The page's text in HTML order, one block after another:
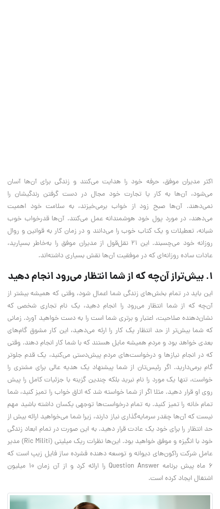
اکثر مدیران موفق، حرفه خود را هدایت می‌کنند و زندگی برای آن‌ها آسان
می‌شود، آن‌ها به کار یا تجارت ‌خود مجال در دست گرفتن رندگیشان را
نمی‌دهند. آن‌ها صبح زود از خواب برمی‌خیزند، به سلامت خود اهمیت
می‌دهند، در مورد پول خود هوشمندانه عمل می‌کنند. آن‌ها قدرخواب خوب
شبانه، تعطیلات و یک کتاب خوب را می‌دانند و در زمان کار به قوانین و روال
روزانه خود می‌چسبند. این ۲۱ نقل‌قول از مدیران موفق را به‌خاطر بسپارید،
عادات ساده روزانه‌ای که در موفقیت ‌آن‌ها نقش بسیاری داشته‌اند.
۱. بیش‌تراز آن‌چه که از شما انتظار می‌رود انجام دهید
این باید در تمام بخش‌های زندگی شما اعمال شود، وقتی که همیشه بیشتر از
آن‌چه که از شما انتظار می‌رود را انجام دهید، یک نام تجاری شخصی که
نشان‌دهنده صلاحیت، اعتبار و برتری شما است را به دست خواهید آورد. زمانی
که شما بیش‌تر از حد انتظار یک کار را ارئه می‌دهید، این کار مشوق گام‌های
بعدی خواهد بود و مردم همیشه مایل هستند که با شما کار انجام دهند. وقتی
که در انجام نیاز‌ها و درخواست‌های مردم پیش‌دستی می‌کنید، یک قدم جلوتر
گام برمی‌دارید. اگر رئیس‌تان از شما پیشنهاد یک هدیه عالی برای مشتری را
خواست، تنها یک مورد را نام نبرید بلکه چندین گزینه با جزئیات کامل را پیش
روی او قرار دهید. مثلا اگر از شما خواسته شد که اتاق خواب را تمیز کنید، شما
تمام خانه را تمیز کنید. به تمام درخواست‌ها توجهی یکسان داشته باشید مهم
نیست که آن‌ها چقدر سرمایه‌گذاری نیاز دارند، زیرا شما می‌خواهید ارائه بیش از
حد انتظار را برای خود یک عادت قرار دهید. به این صورت در تمام ابعاد زندگی
خود با انگیزه و موفق خواهید بود. این‌ها نظرات ریک میلیتی (Ric Militi) مدیر
عامل شرکت راکون‌های دیوانه و توسعه دهنده فشرده ساز فایل زیپ است که
۶ ماه پیش برنامه Question Answer را ارائه کرد و از آن زمان ۱۰ میلیون
اشتغال ایجاد کرده است.